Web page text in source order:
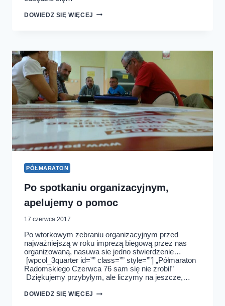
DOWIEDZ SIĘ WIĘCEJ DOCHÓD
„RADOMSKI
CZERWIEC
PÓŁMARATON
Po spotkaniu organizacyjnym,
apelujemy o pomoc
17 czerwca 2017
Po wtorkowym zebraniu organizacyjnym przed
najważniejszą w roku imprezą biegową przez nas
organizowaną, nasuwa sie jedno stwierdzenie…
[wpcol_3quarter id=”” class=”” style=””] „Półmaraton
Radomskiego Czerwca 76 sam się nie zrobi!”
Dziękujemy przybyłym, ale liczymy na jeszcze,…
DOWIEDZ SIĘ WIĘCEJ PO